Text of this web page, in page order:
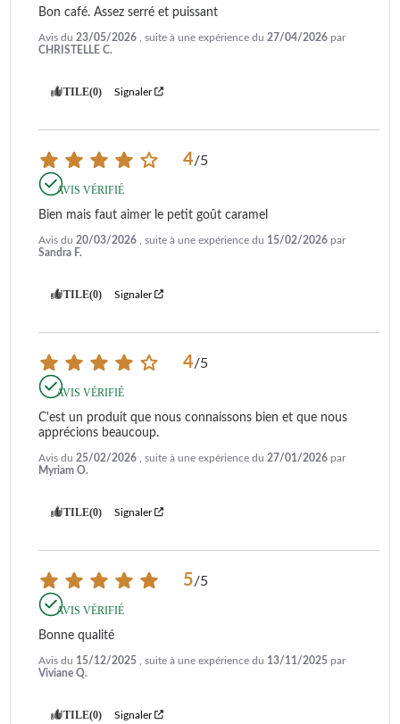
Bon café. Assez serré et puissant
Avis du 23/05/2026 , suite à une expérience du 27/04/2026 par
CHRISTELLE C.
UTILE(0) Signaler
4/5
AVIS VÉRIFIÉ
Bien mais faut aimer le petit goût caramel
Avis du 20/03/2026 , suite à une expérience du 15/02/2026 par
Sandra F.
UTILE(0) Signaler
4/5
AVIS VÉRIFIÉ
C'est un produit que nous connaissons bien et que nous
apprécions beaucoup.
Avis du 25/02/2026 , suite à une expérience du 27/01/2026 par
Myriam O.
UTILE(0) Signaler
5/5
AVIS VÉRIFIÉ
Bonne qualité
Avis du 15/12/2025 , suite à une expérience du 13/11/2025 par
Viviane Q.
UTILE(0) Signaler